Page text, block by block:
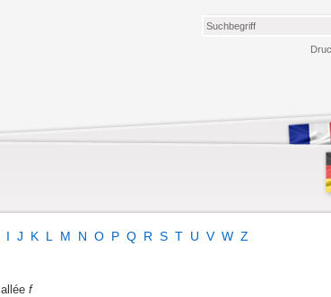
I J K L M N O P Q R S T U V W Z
allée f